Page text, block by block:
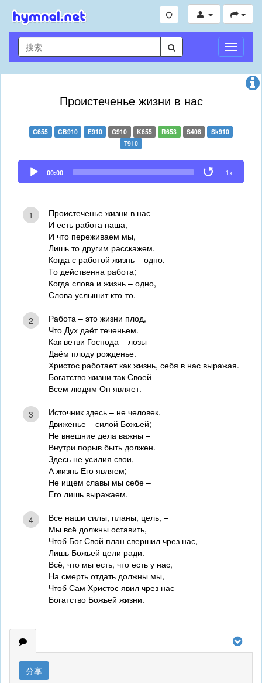
切
换
导
Проистеченье жизни в нас
C655 CB910 E910 G910 K655 R653 S408
Sk910
T910
Audio
Player
00:00 1x
1
Проистеченье жизни в нас
И есть работа наша,
И что переживаем мы,
Лишь то другим расскажем.
Когда с работой жизнь – одно,
То действенна работа;
Когда слова и жизнь – одно,
Слова услышит кто-то.
2
Работа – это жизни плод,
Что Дух даёт теченьем.
Как ветви Господа – лозы –
Даём плоду рожденье.
Христос работает как жизнь, себя в нас выражая.
Богатство жизни так Своей
Всем людям Он являет.
3
Источник здесь – не человек,
Движенье – силой Божьей;
Не внешние дела важны –
Внутри порыв быть должен.
Здесь не усилия свои,
А жизнь Его являем;
Не ищем славы мы себе –
Его лишь выражаем.
4
Все наши силы, планы, цель, –
Мы всё должны оставить,
Чтоб Бог Свой план свершил чрез нас,
Лишь Божьей цели ради.
Всё, что мы есть, что есть у нас,
На смерть отдать должны мы,
Чтоб Сам Христос явил чрез нас
Богатство Божьей жизни.
分享